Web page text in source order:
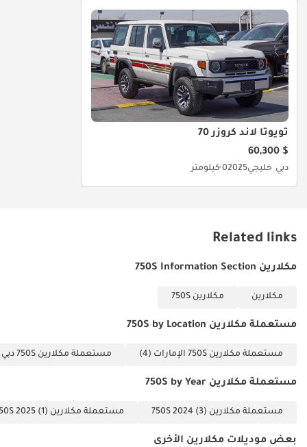
تويوتا لاند كروزر 70
$ 60,300
دبي خليجي20250 كيلومتر
Related links
مكلارين 750S Information Section
مكلارين مكلارين 750S
مستعملة مكلارين 750S by Location
مستعملة مكلارين 750S الإمارات (4) مستعملة مكلارين 750S دبي
مستعملة مكلارين 750S by Year
مستعملة مكلارين 750S 2024 (3) مستعملة مكلارين 750S 2025 (1)
بعض موديلات مكلارين الأخرى